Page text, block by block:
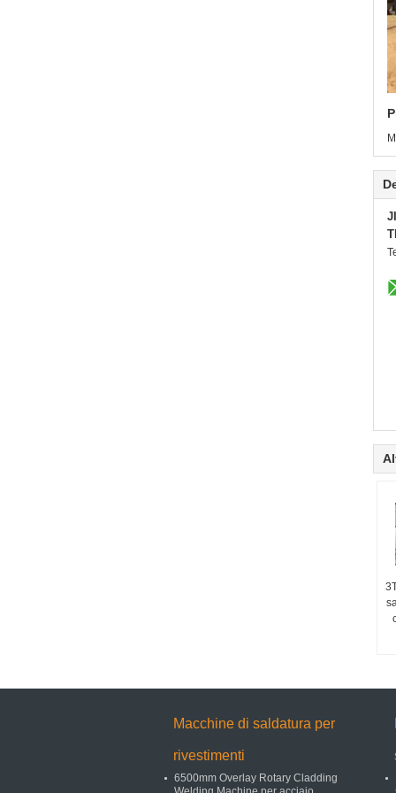
Macchine di saldatura per
rivestimenti
6500mm Overlay Rotary Cladding